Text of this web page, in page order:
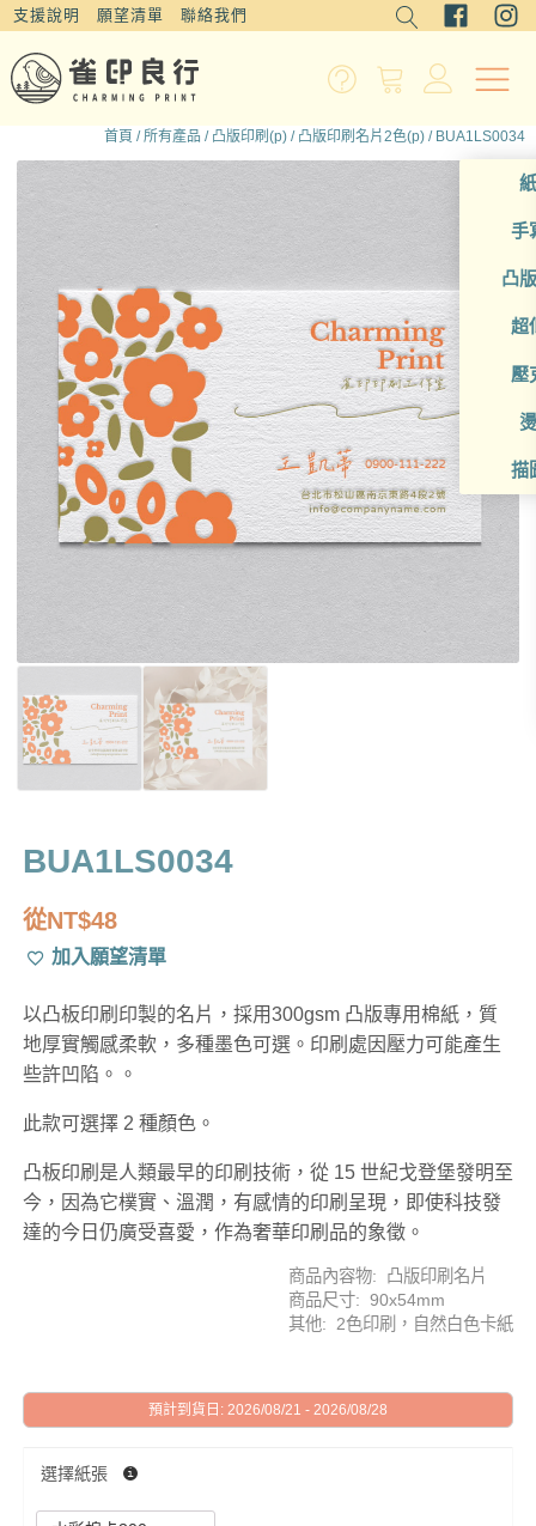
支援說明 願望清單 聯絡我們
手
凸
超
壓
描
首頁 /所有產品 / 凸版印刷(p) / 凸版印刷名片2色(p) / BUA1LS0034
BUA1LS0034
從NT$48
加入願望清單
以凸板印刷印製的名片，採用300gsm 凸版專用棉紙，質
地厚實觸感柔軟，多種墨色可選。印刷處因壓力可能產生
些許凹陷。。
此款可選擇 2 種顏色。
凸板印刷是人類最早的印刷技術，從 15 世紀戈登堡發明至
今，因為它樸實、溫潤，有感情的印刷呈現，即使科技發
達的今日仍廣受喜愛，作為奢華印刷品的象徵。
商品內容物: 凸版印刷名片
商品尺寸: 90x54mm
其他: 2色印刷，自然白色卡紙
預計到貨日: 2026/08/21 - 2026/08/28
選擇紙張